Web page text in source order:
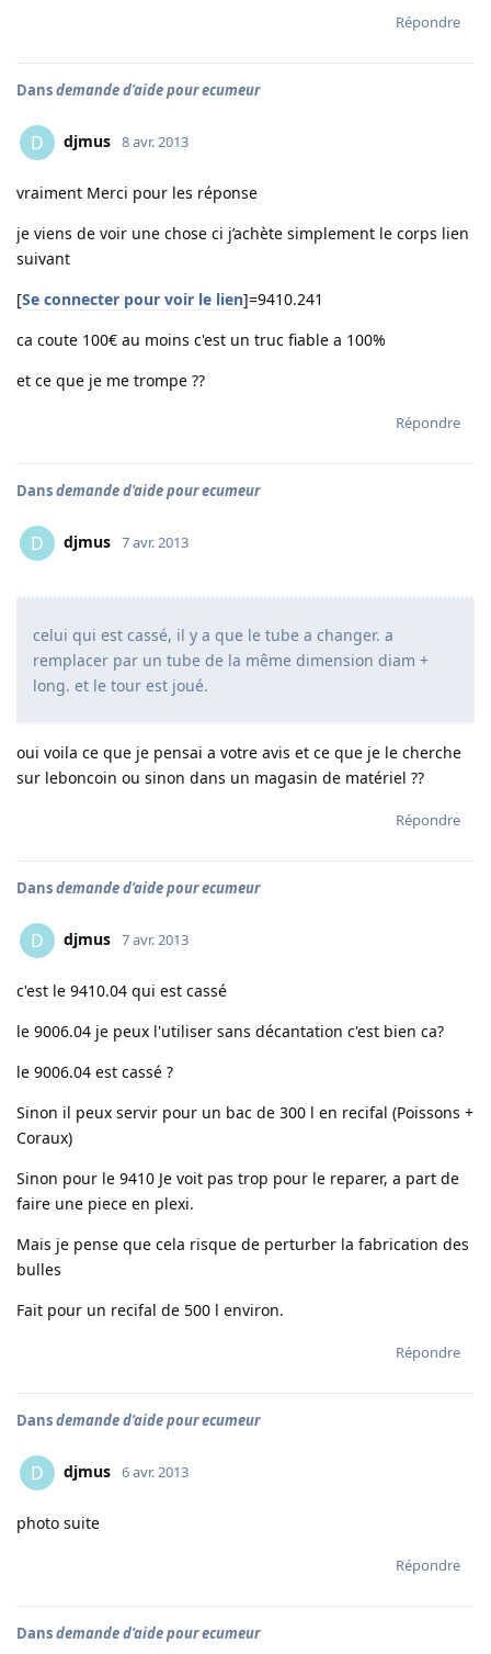
Répondre
Dansdemande d'aide pour ecumeur
D djmus 8 avr. 2013
vraiment Merci pour les réponse
je viens de voir une chose ci j’achète simplement le corps lien
suivant
[Se connecter pour voir le lien]=9410.241
ca coute 100€ au moins c'est un truc fiable a 100%
et ce que je me trompe ??
Répondre
Dansdemande d'aide pour ecumeur
D djmus 7 avr. 2013
celui qui est cassé, il y a que le tube a changer. a
remplacer par un tube de la même dimension diam +
long. et le tour est joué.
oui voila ce que je pensai a votre avis et ce que je le cherche
sur leboncoin ou sinon dans un magasin de matériel ??
Répondre
Dansdemande d'aide pour ecumeur
D djmus 7 avr. 2013
c'est le 9410.04 qui est cassé
le 9006.04 je peux l'utiliser sans décantation c'est bien ca?
le 9006.04 est cassé ?
Sinon il peux servir pour un bac de 300 l en recifal (Poissons +
Coraux)
Sinon pour le 9410 Je voit pas trop pour le reparer, a part de
faire une piece en plexi.
Mais je pense que cela risque de perturber la fabrication des
bulles
Fait pour un recifal de 500 l environ.
Répondre
Dansdemande d'aide pour ecumeur
D djmus 6 avr. 2013
photo suite
Répondre
Dansdemande d'aide pour ecumeur